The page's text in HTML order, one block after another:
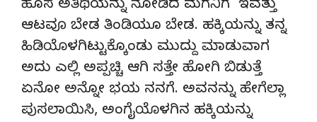
ಹೊಸ ಅತಿಥಿಯನ್ನು ನೋಡಿದ ಮಗನಿಗೆ ಇವತ್ತು
ಆಟವೂ ಬೇಡ ತಿಂಡಿಯೂ ಬೇಡ. ಹಕ್ಕಿಯನ್ನು ತನ್ನ
ಹಿಡಿಯೊಳಗಿಟ್ಟುಕ್ಕೊಂಡು ಮುದ್ದು ಮಾಡುವಾಗ
ಅದು ಎಲ್ಲಿ ಅಪ್ಪಚ್ಚಿ ಆಗಿ ಸತ್ತೇ ಹೋಗಿ ಬಿಡುತ್ತೆ
ಏನೋ ಅನ್ನೋ ಭಯ ನನಗೆ. ಅವನನ್ನು ಹೇಗೆಲ್ಲಾ
ಪುಸಲಾಯಿಸಿ, ಅಂಗೈಯೊಳಗಿನ ಹಕ್ಕಿಯನ್ನು